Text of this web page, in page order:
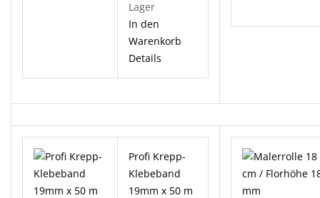
Lager
In den
Warenkorb
Details
Profi Krepp-
Klebeband
19mm x 50 m